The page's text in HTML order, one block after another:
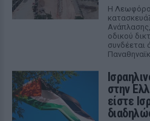
Η
οδικού
συνδέεται
στην
είστε